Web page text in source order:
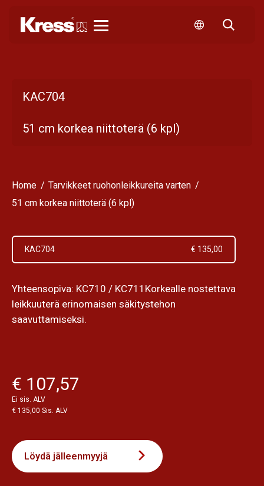
KAC704
51 cm korkea niittoterä (6 kpl)
Home
Tarvikkeet ruohonleikkureita varten
51 cm korkea niittoterä (6 kpl)
KAC704 € 135,00
Yhteensopiva: KC710 / KC711Korkealle nostettava
leikkuuterä erinomaisen säkitystehon
saavuttamiseksi.
€ 107,57
Ei sis. ALV
€ 135,00 Sis. ALV
Löydä jälleenmyyjä